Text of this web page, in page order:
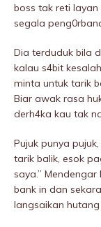
boss tak reti
segala
Dia terduduk bila
kalau s4bit
minta untuk tarik
Biar awak rasa
derh4ka kau tak
Pujuk punya
tarik balik, esok
saya.”
bank in dan
langsaikan